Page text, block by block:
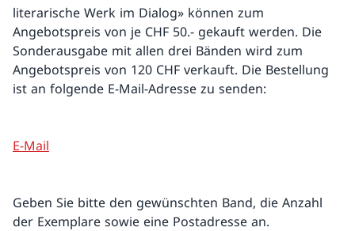
literarische Werk im Dialog» können zum
Angebotspreis von je CHF 50.- gekauft werden. Die
Sonderausgabe mit allen drei Bänden wird zum
Angebotspreis von 120 CHF verkauft. Die Bestellung
ist an folgende E-Mail-Adresse zu senden:
E-Mail
Geben Sie bitte den gewünschten Band, die Anzahl
der Exemplare sowie eine Postadresse an.